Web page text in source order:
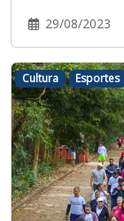
29/08/2023
Cultura Esportes